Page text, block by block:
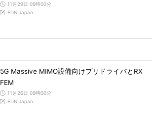
11月29日 09時00分
EDN Japan
5G Massive MIMO設備向けプリドライバとRX
FEM
11月26日 09時00分
EDN Japan